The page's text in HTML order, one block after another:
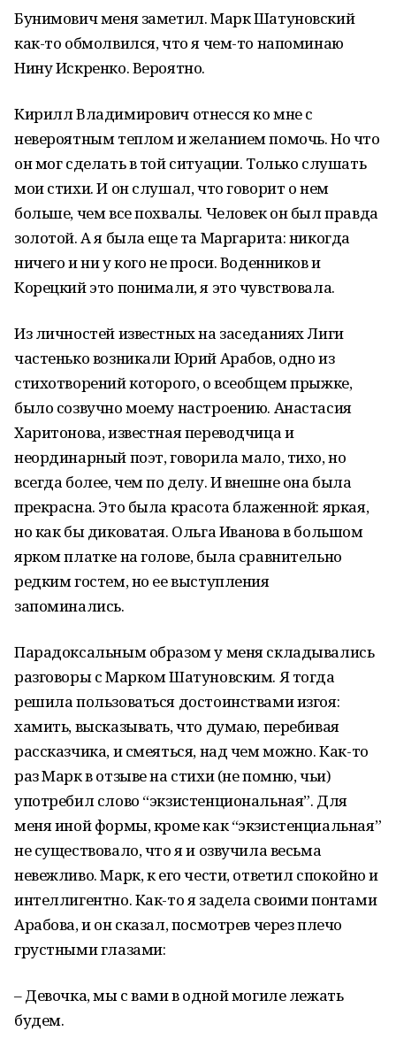
Бунимович меня заметил. Марк Шатуновский
как-то обмолвился, что я чем-то напоминаю
Нину Искренко. Вероятно.
Кирилл Владимирович отнесся ко мне с
невероятным теплом и желанием помочь. Но что
он мог сделать в той ситуации. Только слушать
мои стихи. И он слушал, что говорит о нем
больше, чем все похвалы. Человек он был правда
золотой. А я была еще та Маргарита: никогда
ничего и ни у кого не проси. Воденников и
Корецкий это понимали, я это чувствовала.
Из личностей известных на заседаниях Лиги
частенько возникали Юрий Арабов, одно из
стихотворений которого, о всеобщем прыжке,
было созвучно моему настроению. Анастасия
Харитонова, известная переводчица и
неординарный поэт, говорила мало, тихо, но
всегда более, чем по делу. И внешне она была
прекрасна. Это была красота блаженной: яркая,
но как бы диковатая. Ольга Иванова в большом
ярком платке на голове, была сравнительно
редким гостем, но ее выступления
запоминались.
Парадоксальным образом у меня складывались
разговоры с Марком Шатуновским. Я тогда
решила пользоваться достоинствами изгоя:
хамить, высказывать, что думаю, перебивая
рассказчика, и смеяться, над чем можно. Как-то
раз Марк в отзыве на стихи (не помню, чьи)
употребил слово “экзистенциональная”. Для
меня иной формы, кроме как “экзистенциальная”
не существовало, что я и озвучила весьма
невежливо. Марк, к его чести, ответил спокойно и
интеллигентно. Как-то я задела своими понтами
Арабова, и он сказал, посмотрев через плечо
грустными глазами:
– Девочка, мы с вами в одной могиле лежать
будем.